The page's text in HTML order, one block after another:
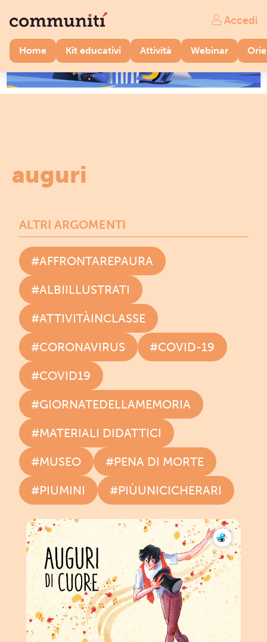
Home Kit educativi Attività Webinar
Accedi
auguri
ALTRI ARGOMENTI
#AFFRONTAREPAURA
#ALBIILLUSTRATI
#ATTIVITÀINCLASSE
#CORONAVIRUS
#COVID-19
#COVID19
#GIORNATEDELLAMEMORIA
#MATERIALI DIDATTICI
#MUSEO
#PENA DI MORTE
#PIUMINI
#PIÙUNICICHERARI